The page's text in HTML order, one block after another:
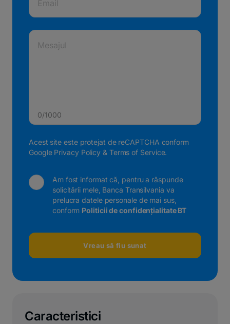
Email
Mesajul
0/1000
Acest site este protejat de reCAPTCHA conform
Google Privacy Policy & Terms of Service.
Am fost informat că, pentru a răspunde
solicitării mele, Banca Transilvania va
prelucra datele personale de mai sus,
conform Politicii de confidențialitate BT
Vreau să fiu sunat
Caracteristici